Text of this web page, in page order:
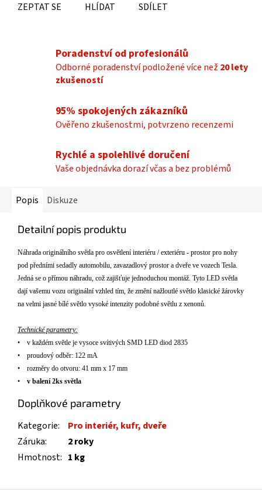
ZEPTAT SE HLÍDAT SDÍLET
Poradenství od profesionálů
Odborné poradenství podložené více než 20 lety
zkušeností
95% spokojených zákazníků
Ověřeno zkušenostmi, potvrzeno recenzemi
Rychlé a spolehlivé doručení
Vaše objednávka dorazí včas a bez problémů
Popis Diskuze
Detailní popis produktu
Náhrada originálního světla pro osvětlení interiéru / exteriéru - prostor pro nohy
pod předními sedadly automobilu, zavazadlový prostor a dveře ve vozech Tesla.
Jedná se o přímou náhradu, což zajišťuje jednoduchou montáž. Tyto LED světla
dají vašemu vozu originální vzhled tím, že změní nažloutlé světlo klasické žárovky
na velmi jasné bílé světlo vysoké intenzity podobné světlu z xenonů.
Technické parametry:
• v každém světle je vysoce svítivých SMD LED diod 2835
• proudový odběr: 122 mA
• rozměry do otvoru: 41 mm x 17 mm
• v balení 2ks světla
Doplňkové parametry
Kategorie:
Pro interiér, kufr, dveře
Záruka:
2 roky
Hmotnost: 1 kg